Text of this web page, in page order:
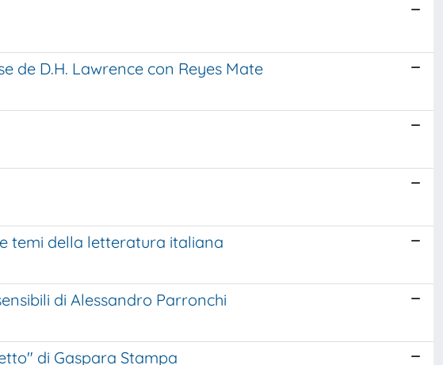
de D.H. Lawrence con Reyes Mate
temi della letteratura italiana
di Alessandro Parronchi
di Gaspara Stampa